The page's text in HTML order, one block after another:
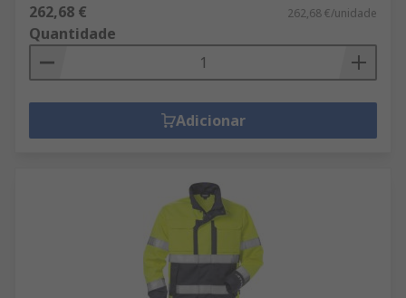
262,68 € 262,68 €/unidade
Quantidade
Adicionar